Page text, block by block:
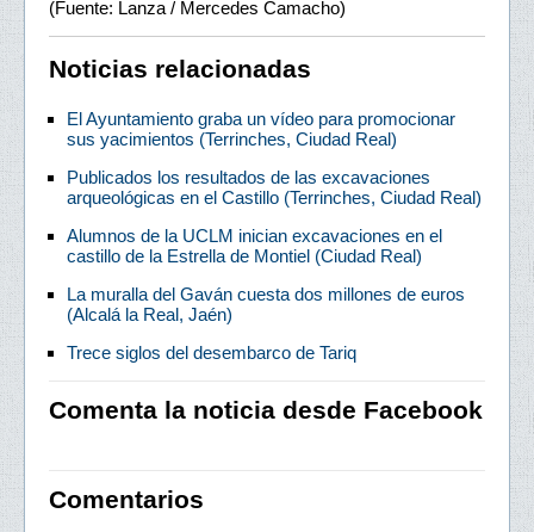
(Fuente: Lanza / Mercedes Camacho)
Noticias relacionadas
El Ayuntamiento graba un vídeo para promocionar
sus yacimientos (Terrinches, Ciudad Real)
Publicados los resultados de las excavaciones
arqueológicas en el Castillo (Terrinches, Ciudad Real)
Alumnos de la UCLM inician excavaciones en el
castillo de la Estrella de Montiel (Ciudad Real)
La muralla del Gaván cuesta dos millones de euros
(Alcalá la Real, Jaén)
Trece siglos del desembarco de Tariq
Comenta la noticia desde Facebook
Comentarios